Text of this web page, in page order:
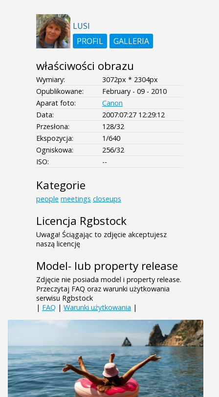
LUSI
PROFIL
GALLERIA
właściwości obrazu
Wymiary:
3072px * 2304px
Opublikowane:
February - 09 - 2010
Aparat foto:
Canon
Data:
2007:07:27 12:29:12
Przesłona:
128/32
Ekspozycja:
1/640
Ogniskowa:
256/32
ISO:
--
Kategorie
people meetings closeups
Licencja Rgbstock
Uwaga! Ściągając to zdjęcie akceptujesz
naszą licencję
Model- lub property release
Zdjęcie nie posiada model i property release.
Przeczytaj FAQ oraz warunki użytkowania
serwisu Rgbstock
| FAQ | Warunki użytkowania |